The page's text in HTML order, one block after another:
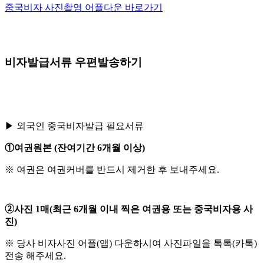
중국비자 사진촬영 어플다운 바로가기
비자발급서류 우편발송하기
▶ 외국인 중국비자발급 필요서류
①​여권원본 (잔여기간 6개월 이상)
※ 여권은 여권커버를 반드시 제거한 후 보내주세요.
➁사진 1매(최근 6개월 이내 찍은 여권용 또는 중국비자용 사
진)
※ 당사 비자사진 어플(앱) 다운하시여 사진파일을 톡톡(카톡)
전송 해주세요.